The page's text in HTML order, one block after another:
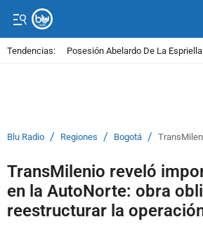
Tendencias: Posesión Abelardo De La Espriella
Blu Radio / Regiones / Bogotá /
TransMilenio reveló
en la AutoNorte: obra
reestructurar la